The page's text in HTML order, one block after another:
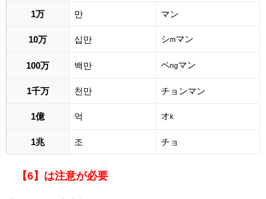
1万 만 マン
10万 십만 シmマン
100万 백만 ペngマン
1千万 천만 チョンマン
1億 억 オk
1兆 조 チョ
【6】は注意が必要